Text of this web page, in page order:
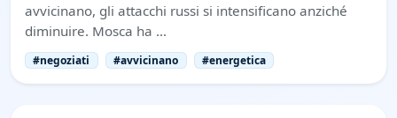
avvicinano, gli attacchi russi si intensificano anziché
diminuire. Mosca ha …
#negoziati #avvicinano #energetica